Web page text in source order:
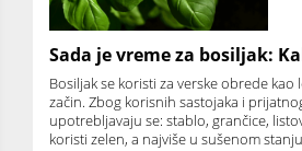
Sada je vreme za bosiljak:
Bosiljak se koristi za verske obrede kao
začin. Zbog korisnih sastojaka i
upotrebljavaju se: stablo, grančice,
koristi zelen, a najviše u sušenom